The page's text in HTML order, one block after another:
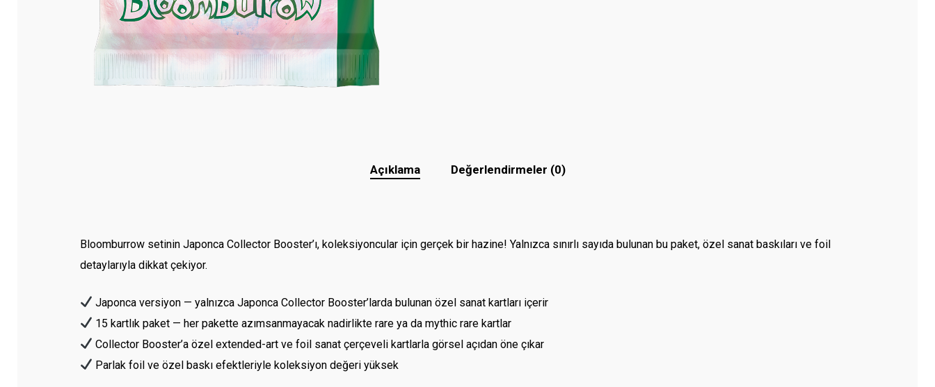
Açıklama Değerlendirmeler (0)
Bloomburrow setinin Japonca Collector Booster’ı, koleksiyoncular için gerçek bir hazine! Yalnızca sınırlı sayıda bulunan bu paket, özel sanat baskıları ve foil
detaylarıyla dikkat çekiyor.
Japonca versiyon — yalnızca Japonca Collector Booster’larda bulunan özel sanat kartları içerir
15 kartlık paket — her pakette azımsanmayacak nadirlikte rare ya da mythic rare kartlar
Collector Booster’a özel extended-art ve foil sanat çerçeveli kartlarla görsel açıdan öne çıkar
Parlak foil ve özel baskı efektleriyle koleksiyon değeri yüksek